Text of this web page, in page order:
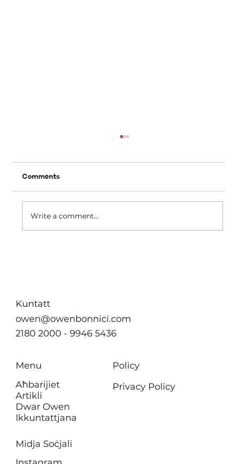
Comments
Write a comment...
Kuntatt
owen@owenbonnici.com
2180 2000 - 9946 5436
Menu
Aħbarijiet
Artikli
Dwar Owen
Ikkuntattjana
Policy
Privacy Policy
Midja Soċjali